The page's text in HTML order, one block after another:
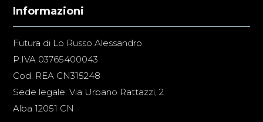
Informazioni
Futura di Lo Russo Alessandro
P.IVA 03765400043
Cod. REA CN315248
Sede legale: Via Urbano Rattazzi, 2
Alba 12051 CN